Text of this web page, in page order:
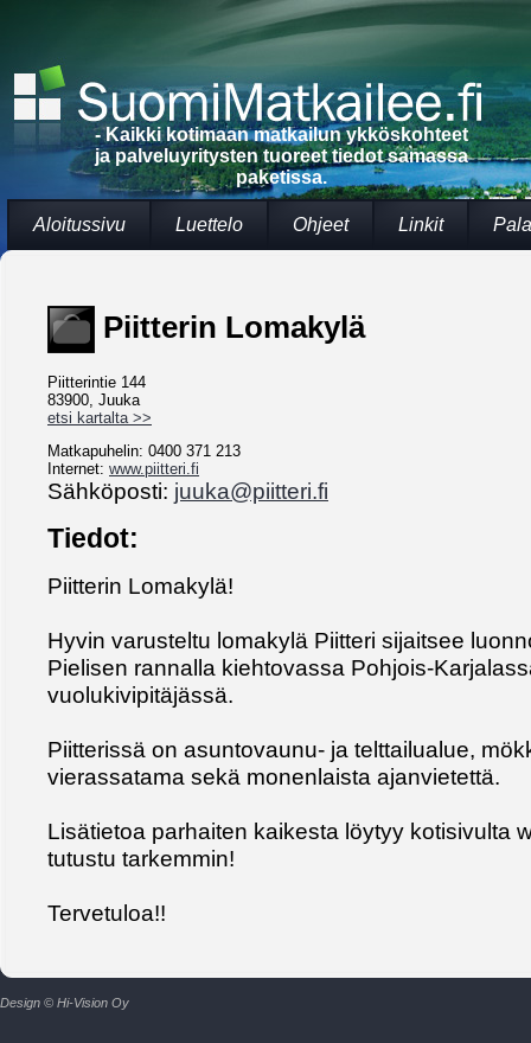
- Kaikki kotimaan matkailun ykköskohteet
ja palveluyritysten tuoreet tiedot samassa
paketissa.
Aloitussivu Luettelo Ohjeet Linkit
Piitterin Lomakylä
Piitterintie 144
83900, Juuka
etsi kartalta >>
Matkapuhelin: 0400 371 213
Internet: www.piitteri.fi
Sähköposti: juuka@piitteri.fi
Tiedot:
Piitterin Lomakylä!
Hyvin varusteltu lomakylä Piitteri sijaitsee
Pielisen rannalla kiehtovassa Pohjois-
vuolukivipitäjässä.
Piitterissä on asuntovaunu- ja telttailualue,
vierassatama sekä monenlaista ajanvietettä.
Lisätietoa parhaiten kaikesta löytyy kotisivulta
tutustu tarkemmin!
Tervetuloa!!
Design © Hi-Vision Oy